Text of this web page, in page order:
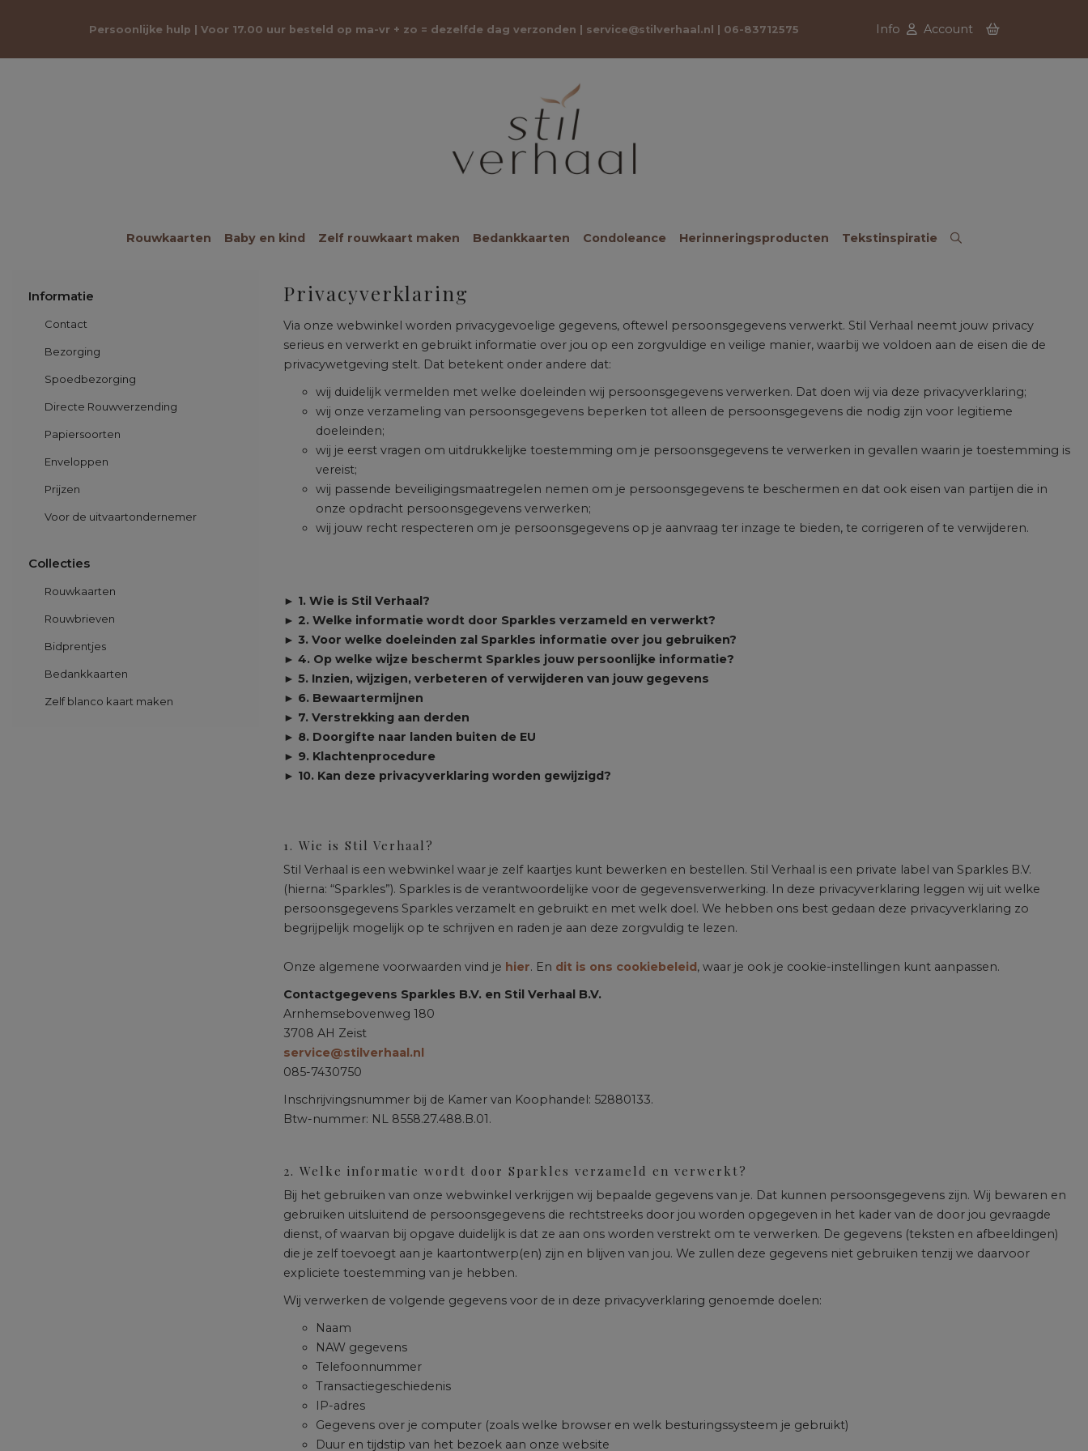
Persoonlijke hulp | Voor 17.00 uur besteld op ma-vr + zo = dezelfde dag verzonden | service@stilverhaal.nl | 06-83712575 Info Account
Rouwkaarten Baby en kind Zelf rouwkaart maken Bedankkaarten Condoleance Herinneringsproducten Tekstinspiratie
Informatie
Contact
Bezorging
Spoedbezorging
Directe Rouwverzending
Papiersoorten
Enveloppen
Prijzen
Voor de uitvaartondernemer
Collecties
Rouwkaarten
Rouwbrieven
Bidprentjes
Bedankkaarten
Zelf blanco kaart maken
Privacyverklaring
Via onze webwinkel worden privacygevoelige gegevens, oftewel persoonsgegevens verwerkt. Stil Verhaal neemt jouw privacy
serieus en verwerkt en gebruikt informatie over jou op een zorgvuldige en veilige manier, waarbij we voldoen aan de eisen die de
privacywetgeving stelt. Dat betekent onder andere dat:
wij duidelijk vermelden met welke doeleinden wij persoonsgegevens verwerken. Dat doen wij via deze privacyverklaring;
wij onze verzameling van persoonsgegevens beperken tot alleen de persoonsgegevens die nodig zijn voor legitieme
doeleinden;
wij je eerst vragen om uitdrukkelijke toestemming om je persoonsgegevens te verwerken in gevallen waarin je toestemming is
vereist;
wij passende beveiligingsmaatregelen nemen om je persoonsgegevens te beschermen en dat ook eisen van partijen die in
onze opdracht persoonsgegevens verwerken;
wij jouw recht respecteren om je persoonsgegevens op je aanvraag ter inzage te bieden, te corrigeren of te verwijderen.
► 1. Wie is Stil Verhaal?
► 2. Welke informatie wordt door Sparkles verzameld en verwerkt?
► 3. Voor welke doeleinden zal Sparkles informatie over jou gebruiken?
► 4. Op welke wijze beschermt Sparkles jouw persoonlijke informatie?
► 5. Inzien, wijzigen, verbeteren of verwijderen van jouw gegevens
► 6. Bewaartermijnen
► 7. Verstrekking aan derden
► 8. Doorgifte naar landen buiten de EU
► 9. Klachtenprocedure
► 10. Kan deze privacyverklaring worden gewijzigd?
1. Wie is Stil Verhaal?
Stil Verhaal is een webwinkel waar je zelf kaartjes kunt bewerken en bestellen. Stil Verhaal is een private label van Sparkles B.V.
(hierna: “Sparkles”). Sparkles is de verantwoordelijke voor de gegevensverwerking. In deze privacyverklaring leggen wij uit welke
persoonsgegevens Sparkles verzamelt en gebruikt en met welk doel. We hebben ons best gedaan deze privacyverklaring zo
begrijpelijk mogelijk op te schrijven en raden je aan deze zorgvuldig te lezen.
Onze algemene voorwaarden vind je hier. En dit is ons cookiebeleid , waar je ook je cookie-instellingen kunt aanpassen.
Contactgegevens Sparkles B.V. en Stil Verhaal B.V.
Arnhemsebovenweg 180
3708 AH Zeist
service@stilverhaal.nl
085-7430750
Inschrijvingsnummer bij de Kamer van Koophandel: 52880133.
Btw-nummer: NL 8558.27.488.B.01.
2. Welke informatie wordt door Sparkles verzameld en verwerkt?
Bij het gebruiken van onze webwinkel verkrijgen wij bepaalde gegevens van je. Dat kunnen persoonsgegevens zijn. Wij bewaren en
gebruiken uitsluitend de persoonsgegevens die rechtstreeks door jou worden opgegeven in het kader van de door jou gevraagde
dienst, of waarvan bij opgave duidelijk is dat ze aan ons worden verstrekt om te verwerken. De gegevens (teksten en afbeeldingen)
die je zelf toevoegt aan je kaartontwerp(en) zijn en blijven van jou. We zullen deze gegevens niet gebruiken tenzij we daarvoor
expliciete toestemming van je hebben.
Wij verwerken de volgende gegevens voor de in deze privacyverklaring genoemde doelen:
Naam
NAW gegevens
Telefoonnummer
Transactiegeschiedenis
IP-adres
Gegevens over je computer (zoals welke browser en welk besturingssysteem je gebruikt)
Duur en tijdstip van het bezoek aan onze website